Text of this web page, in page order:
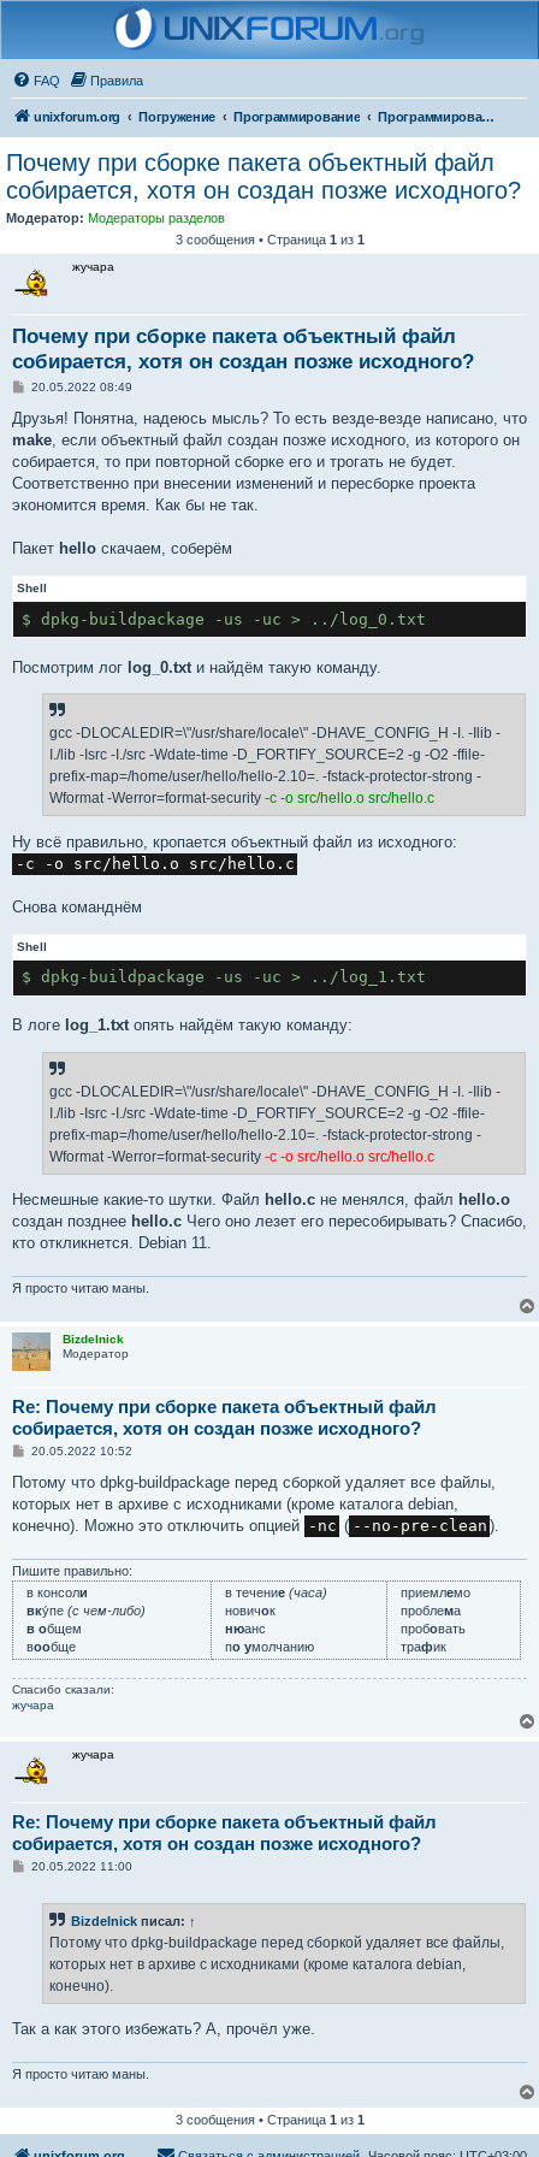
FAQ Правила
unixforum.org Погружение Программирование Программирование для начинающих
Почему при сборке пакета объектный файл
собирается, хотя он создан позже исходного?
Модератор: Модераторы разделов
3 сообщения • Страница 1 из 1
жучара
Почему при сборке пакета объектный файл
собирается, хотя он создан позже исходного?
С
о
б
щ
е
и
е
20.05.2022 08:49
Друзья! Понятна, надеюсь мысль? То есть везде-везде написано, что
make, если объектный файл создан позже исходного, из которого он
собирается, то при повторной сборке его и трогать не будет.
Соответственно при внесении изменений и пересборке проекта
экономится время. Как бы не так.
Пакет hello скачаем, соберём
Shell
$ dpkg-buildpackage -us -uc > ../log_0.txt
Посмотрим лог log_0.txt и найдём такую команду.
gcc -DLOCALEDIR=\"/usr/share/locale\" -DHAVE_CONFIG_H -I. -Ilib -
I./lib -Isrc -I./src -Wdate-time -D_FORTIFY_SOURCE=2 -g -O2 -ffile-
prefix-map=/home/user/hello/hello-2.10=. -fstack-protector-strong -
Wformat -Werror=format-security -c -o src/hello.o src/hello.c
Ну всё правильно, кропается объектный файл из исходного:
-c -o src/hello.o src/hello.c
Снова команднём
Shell
$ dpkg-buildpackage -us -uc > ../log_1.txt
В логе log_1.txtопять найдём такую команду:
gcc -DLOCALEDIR=\"/usr/share/locale\" -DHAVE_CONFIG_H -I. -Ilib -
I./lib -Isrc -I./src -Wdate-time -D_FORTIFY_SOURCE=2 -g -O2 -ffile-
prefix-map=/home/user/hello/hello-2.10=. -fstack-protector-strong -
Wformat -Werror=format-security -c -o src/hello.o src/hello.c
Несмешные какие-то шутки. Файл hello.c не менялся, файл hello.o
создан позднее hello.c Чего оно лезет его пересобирывать? Спасибо,
кто откликнется. Debian 11.
Я просто читаю маны.
Bizdelnick
Модератор
Re: Почему при сборке пакета объектный файл
собирается, хотя он создан позже исходного?
С
о
щ
е
20.05.2022 10:52
Потому что dpkg-buildpackage перед сборкой удаляет все файлы,
которых нет в архиве с исходниками (кроме каталога debian,
конечно). Можно это отключить опцией -nc ( --no-pre-clean ).
Пишите правильно:
в консоли
вку́пе (с чем-либо)
в общем
вообще
в течение (часа)
новичок
нюанс
по умолчанию
приемлемо
проблема
пробовать
трафик
Спасибо сказали:
жучара
жучара
Re: Почему при сборке пакета объектный файл
собирается, хотя он создан позже исходного?
С20.05.2022 11:00
Bizdelnick писал: ↑
Потому что dpkg-buildpackage перед сборкой удаляет все файлы,
которых нет в архиве с исходниками (кроме каталога debian,
конечно).
Так а как этого избежать? А, прочёл уже.
Я просто читаю маны.
3 сообщения • Страница 1 из 1